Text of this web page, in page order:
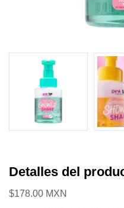
Detalles del
$178.00 MXN